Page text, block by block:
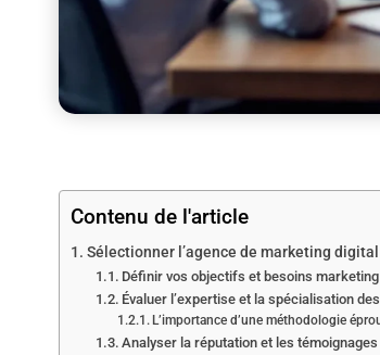
Contenu de l'article
Sélectionner l’agence de marketing
Définir vos objectifs et besoins
Évaluer l’expertise et la spécialisation
L’importance d’une méthodologie
Analyser la réputation et les